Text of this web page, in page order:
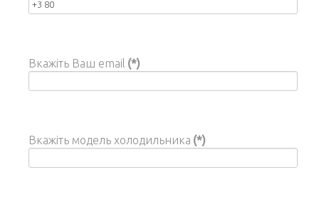
Вкажіть Ваш email (*)
Вкажіть модель холодильника (*)